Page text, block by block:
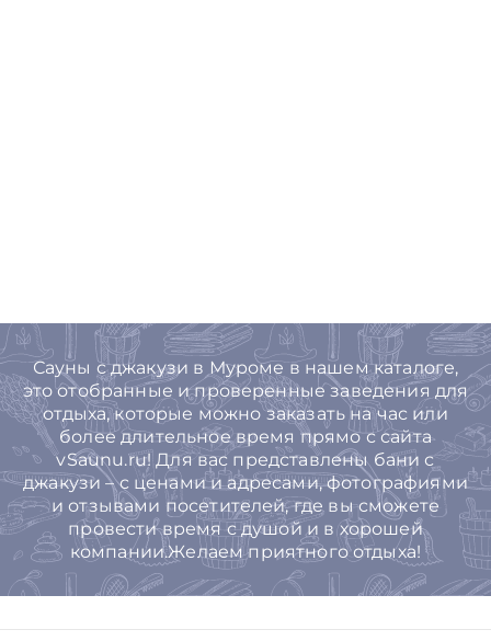
Сауны с джакузи в Муроме в нашем каталоге,
это отобранные и проверенные заведения для
отдыха, которые можно заказать на час или
более длительное время прямо с сайта
vSaunu.ru! Для вас представлены бани с
джакузи – с ценами и адресами, фотографиями
и отзывами посетителей, где вы сможете
провести время с душой и в хорошей
компании.Желаем приятного отдыха!